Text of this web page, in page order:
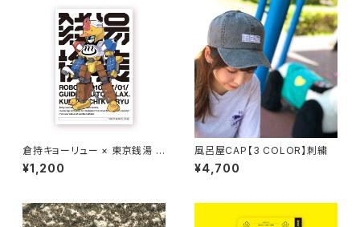
倉持キョーリュー × 東京銭湯 S
TICKER SET
¥1,200
風呂屋CAP【3 COLOR】刺繍
¥4,700